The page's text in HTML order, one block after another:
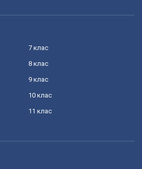
7 клас
8 клас
9 клас
10 клас
11 клас